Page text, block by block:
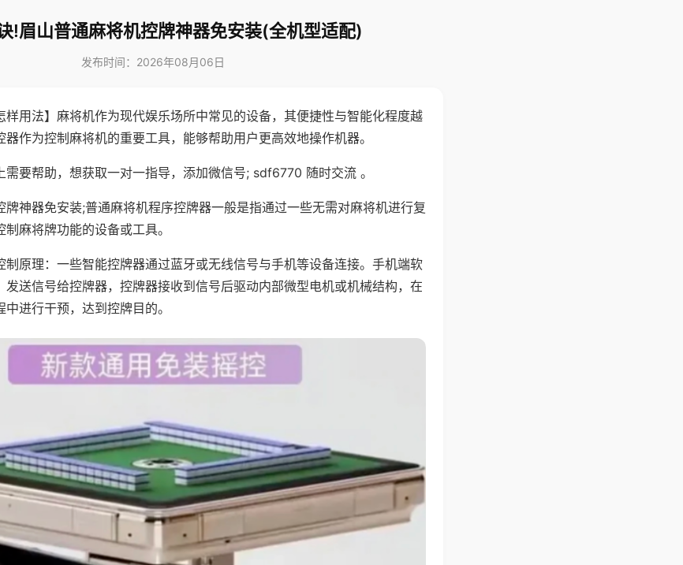
!眉山普通麻将机控牌神器免安装(全机型适配)
发布时间：2026年08月06日
样用法】麻将机作为现代娱乐场所中常见的设备，其便捷性与智能化程度越
作为控制麻将机的重要工具，能够帮助用户更高效地操作机器。
需要帮助，想获取一对一指导，添加微信号; sdf6770 随时交流 。
牌神器免安装;普通麻将机程序控牌器一般是指通过一些无需对麻将机进行复
麻将牌功能的设备或工具。
制原理：一些智能控牌器通过蓝牙或无线信号与手机等设备连接。手机端软
发送信号给控牌器，控牌器接收到信号后驱动内部微型电机或机械结构，在
进行干预，达到控牌目的。